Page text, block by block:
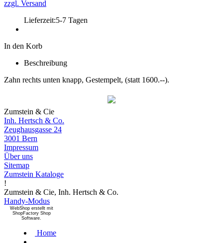
zzgl. Versand
Lieferzeit:5-7 Tagen
In den Korb
Beschreibung
Zahn rechts unten knapp, Gestempelt, (statt 1600.--).
Zumstein & Cie
Inh. Hertsch & Co.
Zeughausgasse 24
3001 Bern
Impressum
Über uns
Sitemap
Zumstein Kataloge
!
Zumstein & Cie, Inh. Hertsch & Co.
Handy-Modus
WebShop erstellt mit
ShopFactory Shop
Software.
Home